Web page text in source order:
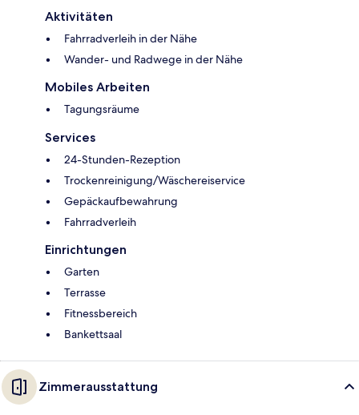
Aktivitäten
Fahrradverleih in der Nähe
Wander- und Radwege in der Nähe
Mobiles Arbeiten
Tagungsräume
Services
24-Stunden-Rezeption
Trockenreinigung/Wäschereiservice
Gepäckaufbewahrung
Fahrradverleih
Einrichtungen
Garten
Terrasse
Fitnessbereich
Bankettsaal
Zimmerausstattung